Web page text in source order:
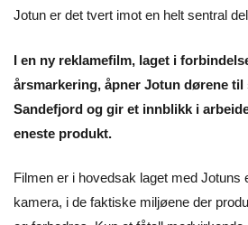
Jotun er det tvert imot en helt sentral
I en ny reklamefilm, laget i
årsmarkering, åpner Jotun dørene til
Sandefjord og gir et innblikk i
eneste produkt.
Filmen er i hovedsak laget med Jotuns
kamera, i de faktiske miljøene der